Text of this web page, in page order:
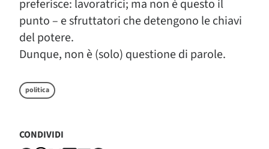
preferisce: lavoratrici; ma non è questo il
punto – e sfruttatori che detengono le chiavi
del potere.
Dunque, non è (solo) questione di parole.
politica
CONDIVIDI